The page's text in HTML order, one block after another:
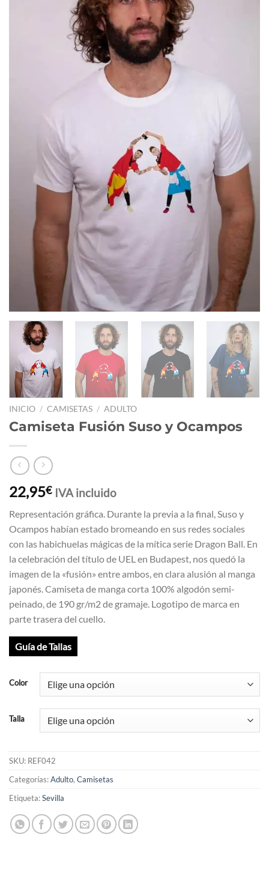
INICIO / CAMISETAS / ADULTO
Camiseta Fusión Suso y Ocampos
22,95€ IVA incluido
Representación gráfica. Durante la previa a la final, Suso y
Ocampos habían estado bromeando en sus redes sociales
con las habichuelas mágicas de la mítica serie Dragon Ball. En
la celebración del título de UEL en Budapest, nos quedó la
imagen de la «fusión» entre ambos, en clara alusión al manga
japonés. Camiseta de manga corta 100% algodón semi-
peinado, de 190 gr/m2 de gramaje. Logotipo de marca en
parte trasera del cuello.
Guía de Tallas
Color
Talla
SKU: REF042
Categorías:Adulto, Camisetas
Etiqueta:Sevilla